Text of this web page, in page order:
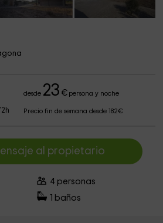
desde 23 €persona y noche
Precio fin de semana desde 182€
al propietario
4 personas
baños